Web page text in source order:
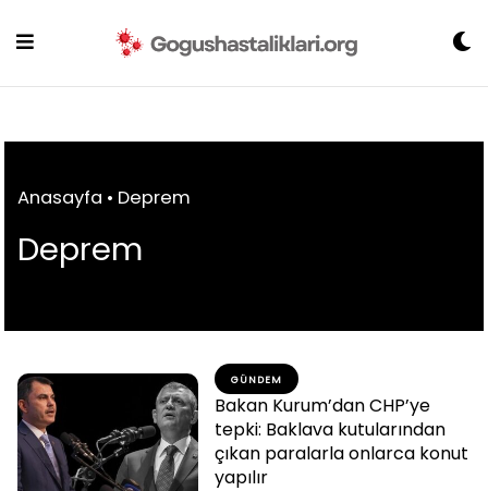
Anasayfa • Deprem
Deprem
GÜNDEM
Bakan Kurum’dan CHP’ye
tepki: Baklava kutularından
çıkan paralarla onlarca konut
yapılır